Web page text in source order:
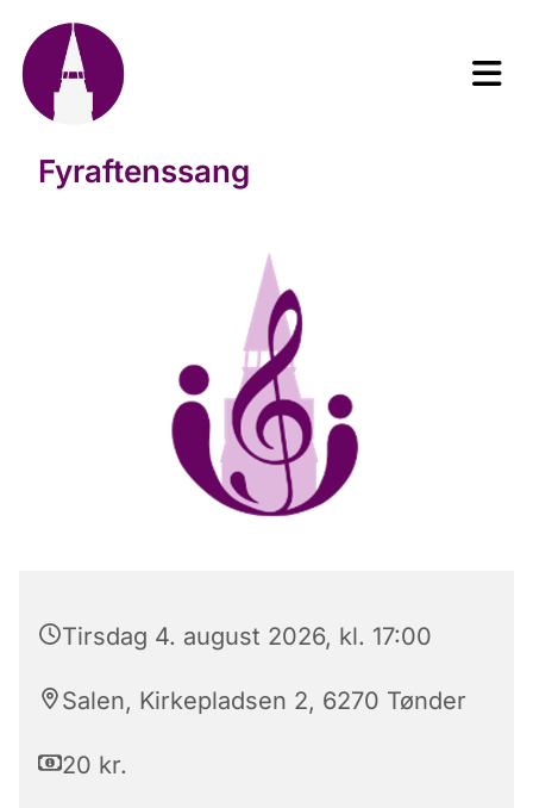
Fyraftenssang
Tirsdag 4. august 2026, kl. 17:00
Salen, Kirkepladsen 2, 6270 Tønder
20 kr.